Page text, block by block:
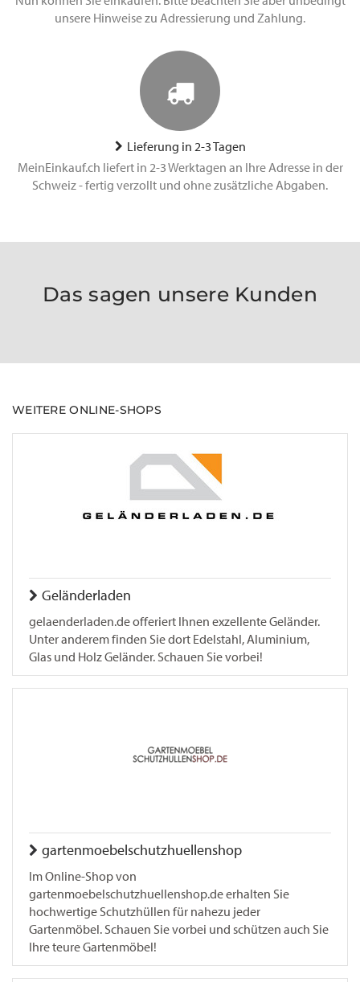
unsere Hinweise zu Adressierung und Zahlung.
Lieferung in 2-3 Tagen
MeinEinkauf.ch liefert in 2-3 Werktagen an Ihre Adresse in der
Schweiz - fertig verzollt und ohne zusätzliche Abgaben.
Das sagen unsere Kunden
WEITERE ONLINE-SHOPS
Geländerladen
gelaenderladen.de offeriert Ihnen exzellente Geländer.
Unter anderem finden Sie dort Edelstahl, Aluminium,
Glas und Holz Geländer. Schauen Sie vorbei!
gartenmoebelschutzhuellenshop
Im Online-Shop von
gartenmoebelschutzhuellenshop.de erhalten Sie
hochwertige Schutzhüllen für nahezu jeder
Gartenmöbel. Schauen Sie vorbei und schützen auch Sie
Ihre teure Gartenmöbel!